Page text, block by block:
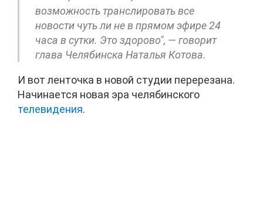
возможность транслировать все
новости чуть ли не в прямом эфире 24
часа в сутки. Это здорово", — говорит
глава Челябинска Наталья Котова.
И вот ленточка в новой студии перерезана.
Начинается новая эра челябинского
телевидения.